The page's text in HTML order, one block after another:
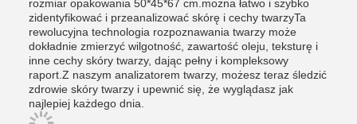
rozmiar opakowania 50*45*67 cm.można łatwo i szybko
zidentyfikować i przeanalizować skórę i cechy twarzyTa
rewolucyjna technologia rozpoznawania twarzy może
dokładnie zmierzyć wilgotność, zawartość oleju, teksturę i
inne cechy skóry twarzy, dając pełny i kompleksowy
raport.Z naszym analizatorem twarzy, możesz teraz śledzić
zdrowie skóry twarzy i upewnić się, że wyglądasz jak
najlepiej każdego dnia.